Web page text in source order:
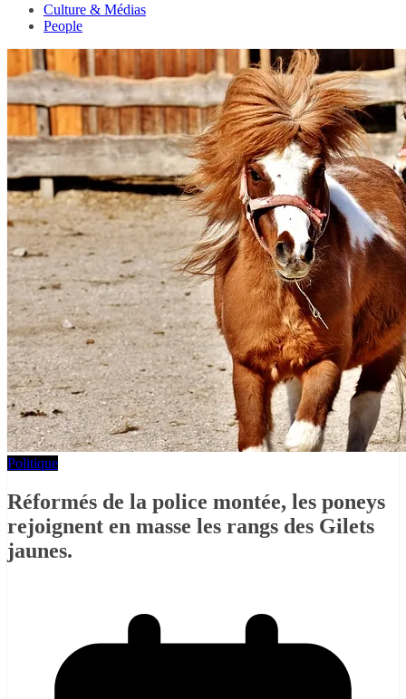
Culture & Médias
People
Politique
Réformés de la police montée, les poneys
rejoignent en masse les rangs des Gilets
jaunes.